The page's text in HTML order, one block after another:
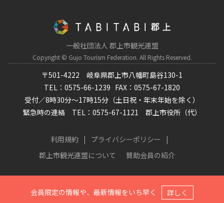
一般社団法人 郡上市観光連盟
Copyright © Gujo Tourism Federation. All Rights Reserved.
〒501-4222 岐阜県郡上市八幡町島谷130-1
TEL：0575-66-1239 FAX：0575-67-1820
受付／8時30分～17時15分（土日祝・年末年始を除く）
緊急時の連絡 TEL：0575-67-1121 郡上市役所（代）
利用規約
プライバシーポリシー
郡上市観光連盟について
賛助会員の紹介
会員限定の情報や、最新情報をいち早く 詳しく